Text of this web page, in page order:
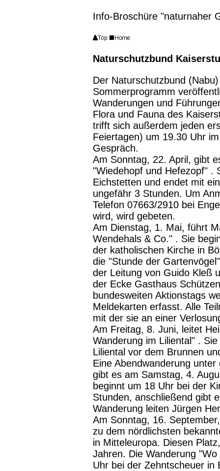
Info-Broschüre "naturnaher
Naturschutzbund
Der Naturschutzbund
Sommerprogramm
Wanderungen und
Flora und Fauna des
trifft sich außerdem jeden
Feiertagen) um 19.30 Uhr
Gespräch.
Am Sonntag, 22. April, gibt
"Wiedehopf und Hefezopf" .
Eichstetten und endet mit
ungefähr 3 Stunden. Um
Telefon 07663/2910 bei
wird, wird gebeten.
Am Dienstag, 1. Mai, führt
Wendehals & Co." . Sie
der katholischen Kirche in
die "Stunde der
der Leitung von Guido Kleß
der Ecke Gasthaus
bundesweiten Aktionstags
Meldekarten erfasst. Alle
mit der sie an einer
Am Freitag, 8. Juni, leitet
Wanderung im Liliental" .
Liliental vor dem Brunnen
Eine Abendwanderung
gibt es am Samstag, 4.
beginnt um 18 Uhr bei der
Stunden, anschließend gibt
Wanderung leiten Jürgen
Am Sonntag, 16.
zu dem nördlichsten
in Mitteleuropa. Diesen
Jahren. Die Wanderung
Uhr bei der Zehntscheuer in